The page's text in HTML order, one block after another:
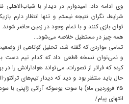
وی ادامه داد: امیدوارم در دیدار با
شرایط، نگران نتیجه نیستم و تنها انتظار دارم
توان بازی کنند و با تمام وجود در زمین حاضر شوند.
همه چیز در مستطیل خلاصه می‌شود...
و نمی‌توان نسخه قطعی داد که کدام تیم دست
کرده که فراتر از تصورات، می‌تواند هوادارانش را
۲۵ فروردین ماه) با سوت یوسوکه آراکی ژاپنی با سود کدام تیم به پایان می‌رسد.
انتهای پیام/